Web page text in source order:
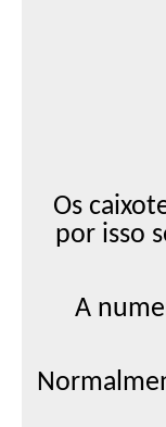
Os
por isso
A